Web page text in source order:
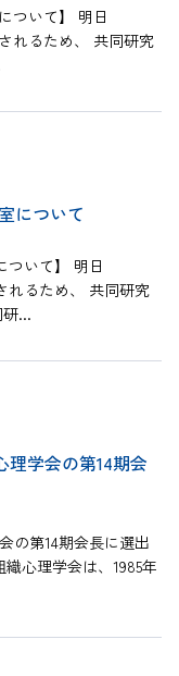
ついて】 明日
れるため、 共同研究
について
ついて】 明日
れるため、 共同研究
...
学会の第14期会
の第14期会長に選出
心理学会は、1985年